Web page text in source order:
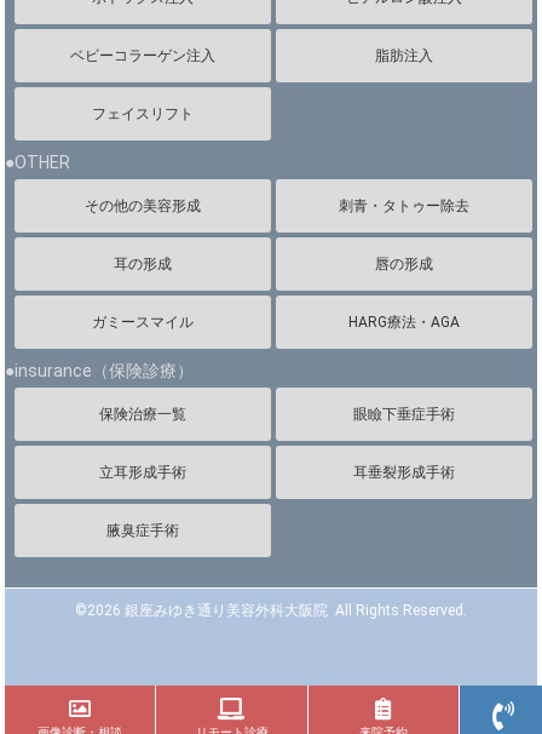
ベビーコラーゲン注入 脂肪注入
フェイスリフト
●OTHER
その他の美容形成 刺青・タトゥー除去
耳の形成 唇の形成
ガミースマイル HARG療法・AGA
●insurance（保険診療）
保険治療一覧 眼瞼下垂症手術
立耳形成手術 耳垂裂形成手術
腋臭症手術
©2026 銀座みゆき通り美容外科大阪院 All Rights Reserved.